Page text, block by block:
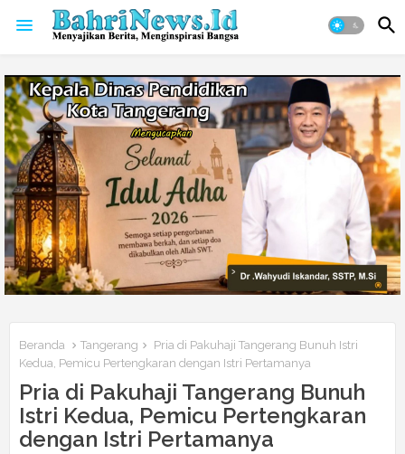
Beranda Tangerang
Pria di Pakuhaji Tangerang Bunuh Istri
Kedua, Pemicu Pertengkaran dengan Istri Pertamanya
Pria di Pakuhaji Tangerang Bunuh
Istri Kedua, Pemicu Pertengkaran
dengan Istri Pertamanya